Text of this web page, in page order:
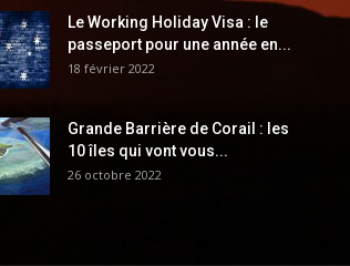
Le Working Holiday Visa : le
passeport pour une année en...
18 février 2022
Grande Barrière de Corail : les
10 îles qui vont vous...
26 octobre 2022